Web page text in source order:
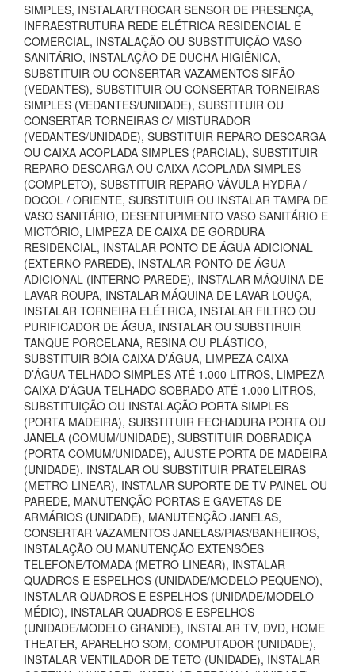
SIMPLES, INSTALAR/TROCAR SENSOR DE PRESENÇA,
INFRAESTRUTURA REDE ELÉTRICA RESIDENCIAL E
COMERCIAL, INSTALAÇÃO OU SUBSTITUIÇÃO VASO
SANITÁRIO, INSTALAÇÃO DE DUCHA HIGIÊNICA,
SUBSTITUIR OU CONSERTAR VAZAMENTOS SIFÃO
(VEDANTES), SUBSTITUIR OU CONSERTAR TORNEIRAS
SIMPLES (VEDANTES/UNIDADE), SUBSTITUIR OU
CONSERTAR TORNEIRAS C/ MISTURADOR
(VEDANTES/UNIDADE), SUBSTITUIR REPARO DESCARGA
OU CAIXA ACOPLADA SIMPLES (PARCIAL), SUBSTITUIR
REPARO DESCARGA OU CAIXA ACOPLADA SIMPLES
(COMPLETO), SUBSTITUIR REPARO VÁVULA HYDRA /
DOCOL / ORIENTE, SUBSTITUIR OU INSTALAR TAMPA DE
VASO SANITÁRIO, DESENTUPIMENTO VASO SANITÁRIO E
MICTÓRIO, LIMPEZA DE CAIXA DE GORDURA
RESIDENCIAL, INSTALAR PONTO DE ÁGUA ADICIONAL
(EXTERNO PAREDE), INSTALAR PONTO DE ÁGUA
ADICIONAL (INTERNO PAREDE), INSTALAR MÁQUINA DE
LAVAR ROUPA, INSTALAR MÁQUINA DE LAVAR LOUÇA,
INSTALAR TORNEIRA ELÉTRICA, INSTALAR FILTRO OU
PURIFICADOR DE ÁGUA, INSTALAR OU SUBSTIRUIR
TANQUE PORCELANA, RESINA OU PLÁSTICO,
SUBSTITUIR BÓIA CAIXA D’ÁGUA, LIMPEZA CAIXA
D’ÁGUA TELHADO SIMPLES ATÉ 1.000 LITROS, LIMPEZA
CAIXA D’ÁGUA TELHADO SOBRADO ATÉ 1.000 LITROS,
SUBSTITUIÇÃO OU INSTALAÇÃO PORTA SIMPLES
(PORTA MADEIRA), SUBSTITUIR FECHADURA PORTA OU
JANELA (COMUM/UNIDADE), SUBSTITUIR DOBRADIÇA
(PORTA COMUM/UNIDADE), AJUSTE PORTA DE MADEIRA
(UNIDADE), INSTALAR OU SUBSTITUIR PRATELEIRAS
(METRO LINEAR), INSTALAR SUPORTE DE TV PAINEL OU
PAREDE, MANUTENÇÃO PORTAS E GAVETAS DE
ARMÁRIOS (UNIDADE), MANUTENÇÃO JANELAS,
CONSERTAR VAZAMENTOS JANELAS/PIAS/BANHEIROS,
INSTALAÇÃO OU MANUTENÇÃO EXTENSÕES
TELEFONE/TOMADA (METRO LINEAR), INSTALAR
QUADROS E ESPELHOS (UNIDADE/MODELO PEQUENO),
INSTALAR QUADROS E ESPELHOS (UNIDADE/MODELO
MÉDIO), INSTALAR QUADROS E ESPELHOS
(UNIDADE/MODELO GRANDE), INSTALAR TV, DVD, HOME
THEATER, APARELHO SOM, COMPUTADOR (UNIDADE),
INSTALAR VENTILADOR DE TETO (UNIDADE), INSTALAR